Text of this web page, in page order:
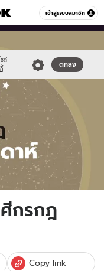
เข้าสู่ระบบสมาชิก
หมวดอื่นๆ
ซต์
ตกลง
กรกฎ
Copy link